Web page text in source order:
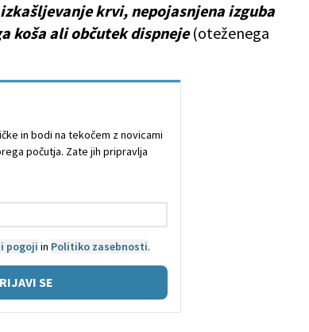
izkašljevanje krvi, nepojasnjena izguba
koša ali občutek dispneje(oteženega
in bodi na tekočem z novicami
počutja. Zate jih pripravlja
pogoji in Politiko zasebnosti.
SE